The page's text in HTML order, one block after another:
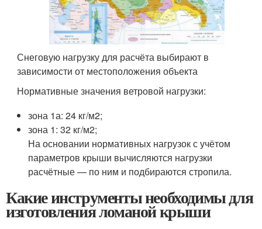
Снеговую нагрузку для расчёта выбирают в
зависимости от местоположения объекта
Нормативные значения ветровой нагрузки:
зона 1а: 24 кг/м2;
зона 1: 32 кг/м2;
На основании нормативных нагрузок с учётом
параметров крыши вычисляются нагрузки
расчётные — по ним и подбираются стропила.
Какие инструменты необходимы для
изготовления ломаной крыши